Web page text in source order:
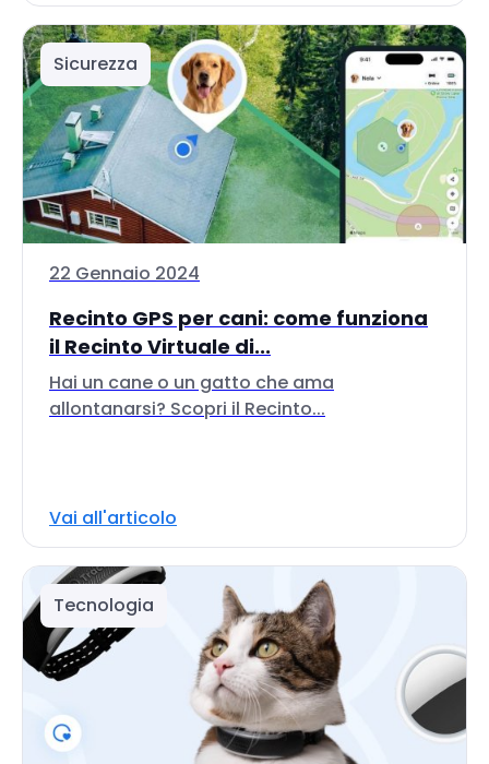
Sicurezza
22 Gennaio 2024
Recinto GPS per cani: come funziona
il Recinto Virtuale di...
Hai un cane o un gatto che ama
allontanarsi? Scopri il Recinto...
Vai all'articolo
Tecnologia